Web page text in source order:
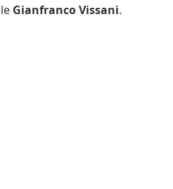
Gianfranco Vissani.